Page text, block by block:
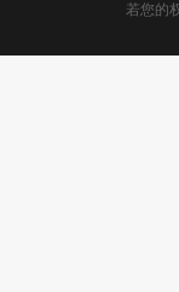
若您的